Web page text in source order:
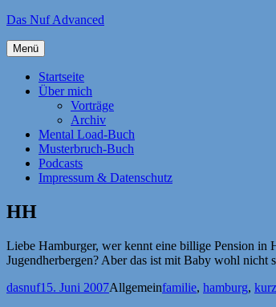
Zum
springen
Das Nuf Advanced
Menü
Startseite
Über mich
Vorträge
Archiv
Mental Load-Buch
Musterbruch-Buch
Podcasts
Impressum & Datenschutz
HH
Liebe Hamburger, wer kennt eine billige Pension in
Jugendherbergen? Aber das ist mit Baby wohl nicht
Autor
dasnufVeröffentlicht
15. Juni 2007Kategorien
AllgemeinSchlagwörter
familie, hamburg,